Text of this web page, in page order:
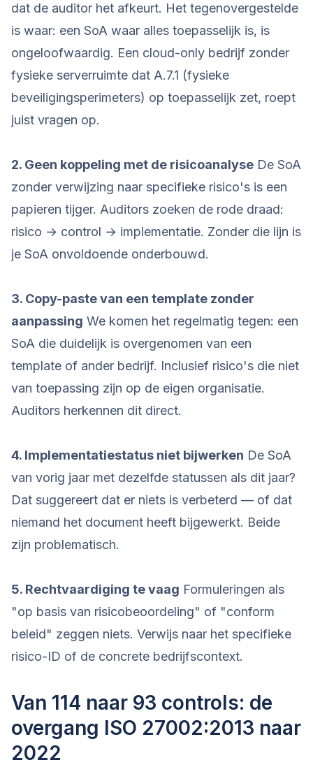
dat de auditor het afkeurt. Het tegenovergestelde
is waar: een SoA waar alles toepasselijk is, is
ongeloofwaardig. Een cloud-only bedrijf zonder
fysieke serverruimte dat A.7.1 (fysieke
beveiligingsperimeters) op toepasselijk zet, roept
juist vragen op.
2. Geen koppeling met de risicoanalyse De SoA
zonder verwijzing naar specifieke risico's is een
papieren tijger. Auditors zoeken de rode draad:
risico → control → implementatie. Zonder die lijn is
je SoA onvoldoende onderbouwd.
3. Copy-paste van een template zonder
aanpassing We komen het regelmatig tegen: een
SoA die duidelijk is overgenomen van een
template of ander bedrijf. Inclusief risico's die niet
van toepassing zijn op de eigen organisatie.
Auditors herkennen dit direct.
4. Implementatiestatus niet bijwerken De SoA
van vorig jaar met dezelfde statussen als dit jaar?
Dat suggereert dat er niets is verbeterd — of dat
niemand het document heeft bijgewerkt. Beide
zijn problematisch.
5. Rechtvaardiging te vaag Formuleringen als
"op basis van risicobeoordeling" of "conform
beleid" zeggen niets. Verwijs naar het specifieke
risico-ID of de concrete bedrijfscontext.
Van 114 naar 93 controls: de
overgang ISO 27002:2013 naar
2022